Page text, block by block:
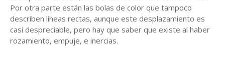
Por otra parte están las bolas de color que tampoco
describen líneas rectas, aunque este desplazamiento es
casi despreciable, pero hay que saber que existe al haber
rozamiento, empuje, e inercias.